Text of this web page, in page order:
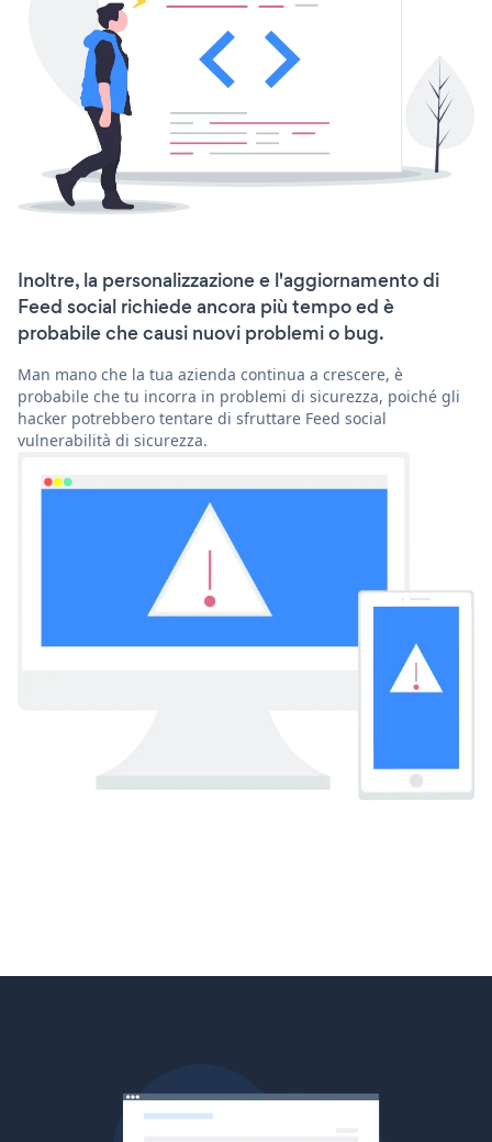
Inoltre, la personalizzazione e l'aggiornamento di
Feed social richiede ancora più tempo ed è
probabile che causi nuovi problemi o bug.
Man mano che la tua azienda continua a crescere, è
probabile che tu incorra in problemi di sicurezza, poiché gli
hacker potrebbero tentare di sfruttare Feed social
vulnerabilità di sicurezza.